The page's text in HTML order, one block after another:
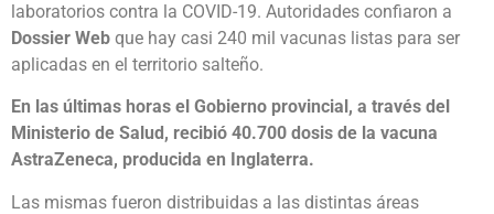
laboratorios contra la COVID-19. Autoridades confiaron a
Dossier Web que hay casi 240 mil vacunas listas para ser
aplicadas en el territorio salteño.
En las últimas horas el Gobierno provincial, a través del
Ministerio de Salud, recibió 40.700 dosis de la vacuna
AstraZeneca, producida en Inglaterra.
Las mismas fueron distribuidas a las distintas áreas